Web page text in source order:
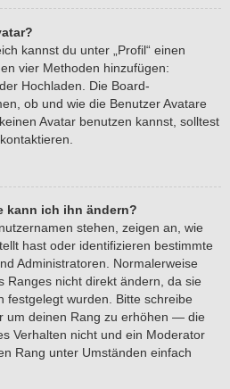
kannst du unter „Profil“ einen
vier Methoden hinzufügen:
Hochladen. Die Board-
ob und wie die Benutzer Avatare
Avatar benutzen kannst, solltest
kann ich ihn ändern?
stehen, zeigen an, wie
hast oder identifizieren bestimmte
Administratoren. Normalerweise
Ranges nicht direkt ändern, da sie
festgelegt wurden. Bitte schreibe
um deinen Rang zu erhöhen — die
Verhalten nicht und ein Moderator
Rang unter Umständen einfach